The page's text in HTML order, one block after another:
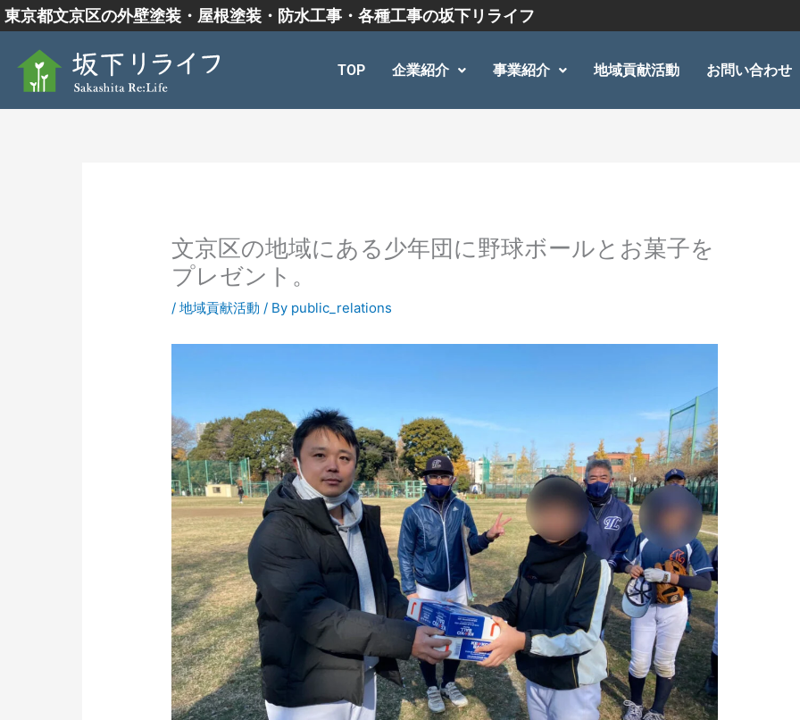
内
容
東京都文京区の外壁塗装・屋根塗装・防水工事・各種工事の坂下リライフ
TOP 企業紹介 事業紹介 地域貢献活動 お問い合わせ
文京区の地域にある少年団に野球ボールとお菓子を
プレゼント。
/地域貢献活動 / By public_relations